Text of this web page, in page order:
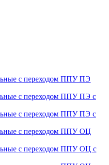
с переходом ППУ ПЭ
с переходом ППУ ПЭ с
с переходом ППУ ПЭ с
с переходом ППУ ОЦ
с переходом ППУ ОЦ с